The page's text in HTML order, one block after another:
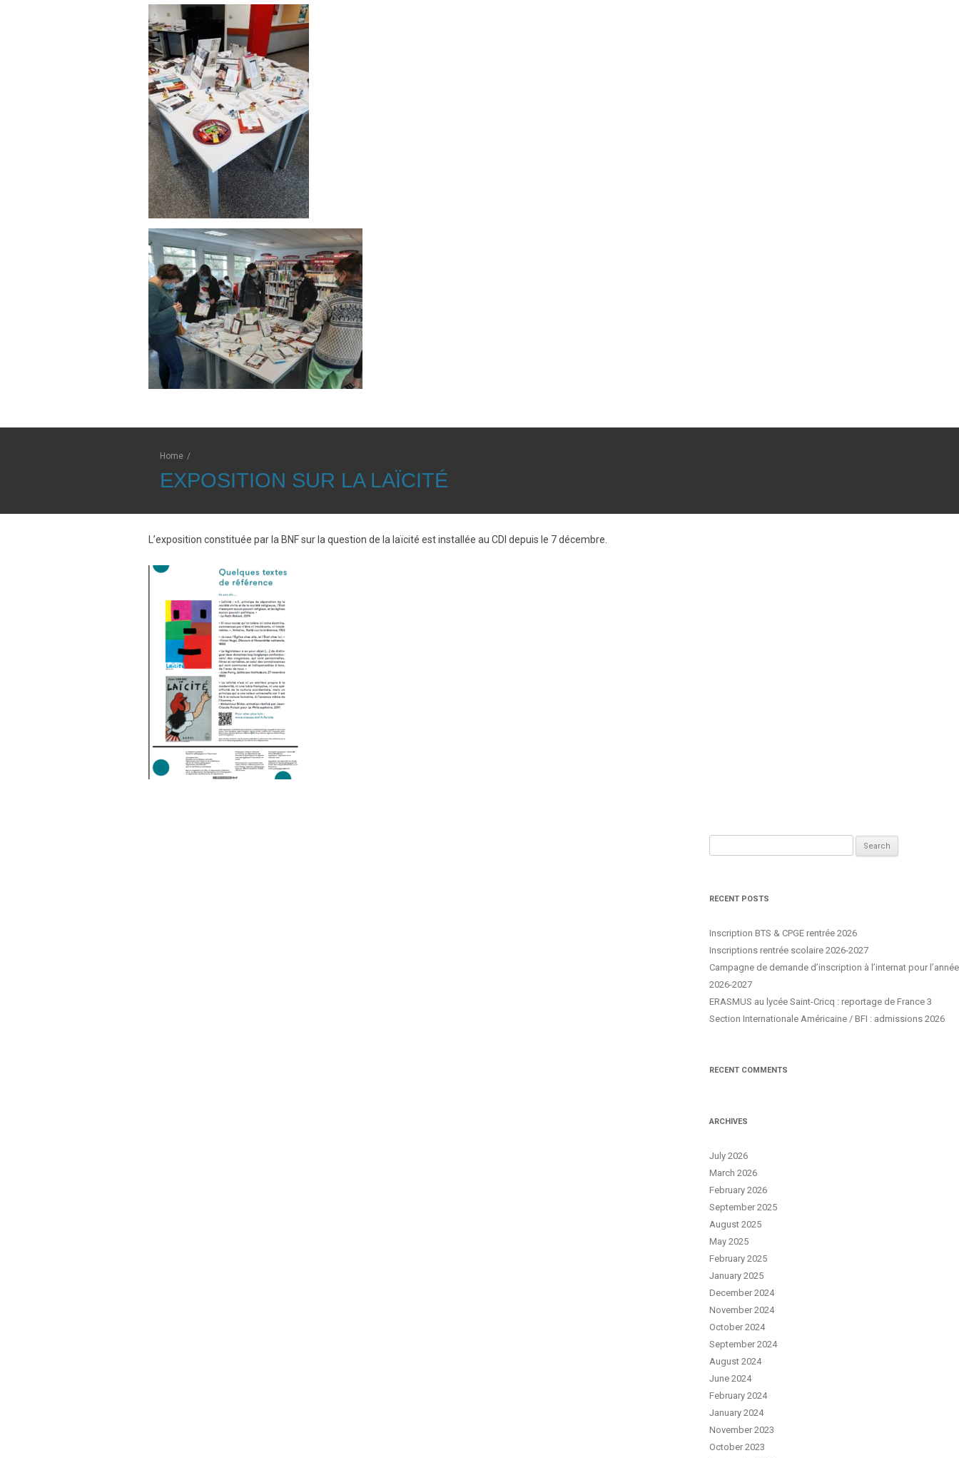
Home /
EXPOSITION SUR LA LAÏCITÉ
L’exposition constituée par la BNF sur la question de la laïcité est installée au CDI depuis le 7 décembre.
RECENT POSTS
Inscription BTS & CPGE rentrée 2026
Inscriptions rentrée scolaire 2026-2027
Campagne de demande d’inscription à l’internat pour l’année
2026-2027
ERASMUS au lycée Saint-Cricq : reportage de France 3
Section Internationale Américaine / BFI : admissions 2026
RECENT COMMENTS
ARCHIVES
July 2026
March 2026
February 2026
September 2025
August 2025
May 2025
February 2025
January 2025
December 2024
November 2024
October 2024
September 2024
August 2024
June 2024
February 2024
January 2024
November 2023
October 2023